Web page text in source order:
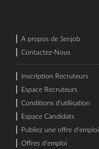
⎜A propos de Senjob
⎜Contactez-Nous
Inscription Recruteurs
Espace Recruteurs
⎜Conditions d'utilisation
Espace Candidats
Publiez une offre d'emploi
⎜Offres d'emploi